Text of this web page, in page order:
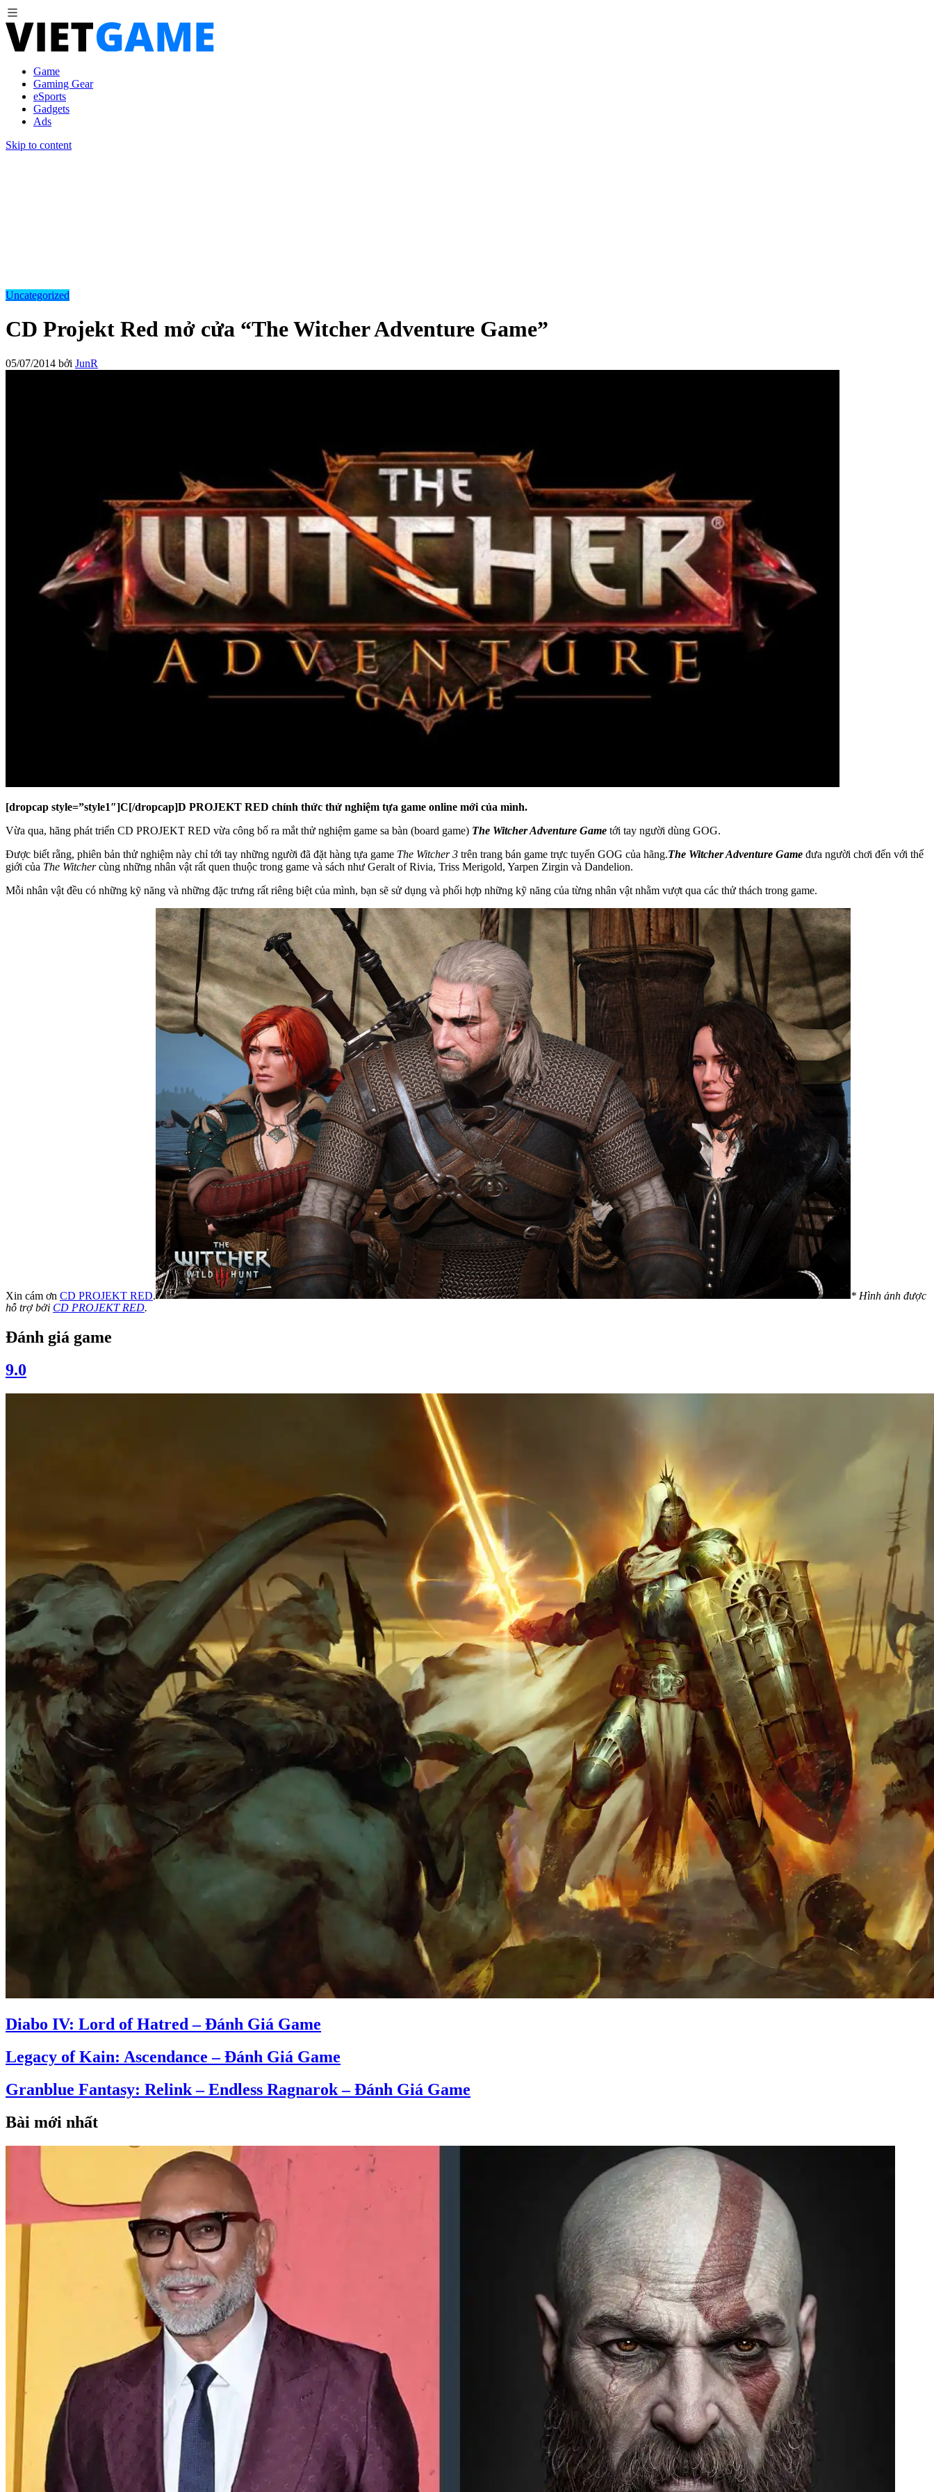
Game
Gaming Gear
eSports
Gadgets
Ads
Skip to content
Uncategorized
CD Projekt Red mở cửa “The Witcher Adventure Game”
05/07/2014 bởi JunR
[dropcap style=”style1″]C[/dropcap]D PROJEKT RED chính thức thử nghiệm tựa game online mới của mình.
Vừa qua, hãng phát triển CD PROJEKT RED vừa công bố ra mắt thử nghiệm game sa bàn (board game) The Witcher Adventure Game tới tay người dùng GOG.
Được biết rằng, phiên bản thử nghiệm này chỉ tới tay những người đã đặt hàng tựa game The Witcher 3 trên trang bán game trực tuyến GOG của hãng.The Witcher Adventure Game đưa người chơi đến với thế
giới của The Witchercùng những nhân vật rất quen thuộc trong game và sách như Geralt of Rivia, Triss Merigold, Yarpen Zirgin và Dandelion.
Mỗi nhân vật đều có những kỹ năng và những đặc trưng rất riêng biệt của mình, bạn sẽ sử dụng và phối hợp những kỹ năng của từng nhân vật nhằm vượt qua các thử thách trong game.
Xin cám ơn CD PROJEKT RED
* Hình ảnh được
hỗ trợ bởi CD PROJEKT RED.
Đánh giá game
9.0
Diabo IV: Lord of Hatred – Đánh Giá Game
Legacy of Kain: Ascendance – Đánh Giá Game
Granblue Fantasy: Relink – Endless Ragnarok – Đánh Giá Game
Bài mới nhất